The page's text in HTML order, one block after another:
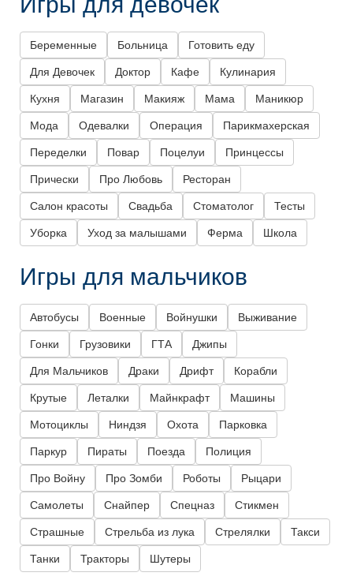
Беременные Больница Готовить еду
Для Девочек Доктор Кафе Кулинария
Кухня Магазин Макияж Мама Маникюр
Мода Одевалки Операция Парикмахерская
Переделки Повар Поцелуи Принцессы
Прически Про Любовь Ресторан
Салон красоты Свадьба Стоматолог Тесты
Уборка Уход за малышами Ферма Школа
Игры для мальчиков
Автобусы Военные Войнушки Выживание
Гонки Грузовики ГТА Джипы
Для Мальчиков Драки Дрифт Корабли
Крутые Леталки Майнкрафт Машины
Мотоциклы Ниндзя Охота Парковка
Паркур Пираты Поезда Полиция
Про Войну Про Зомби Роботы Рыцари
Самолеты Снайпер Спецназ Стикмен
Страшные Стрельба из лука Стрелялки Такси
Танки Тракторы Шутеры